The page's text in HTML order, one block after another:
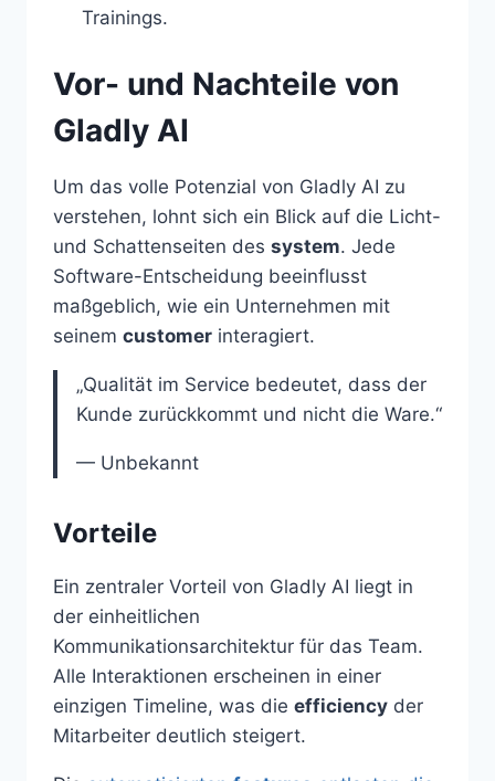
Trainings.
Vor- und Nachteile von
Gladly AI
Um das volle Potenzial von Gladly AI zu
verstehen, lohnt sich ein Blick auf die Licht-
und Schattenseiten des system. Jede
Software-Entscheidung beeinflusst
maßgeblich, wie ein Unternehmen mit
seinem customer interagiert.
„Qualität im Service bedeutet, dass der
Kunde zurückkommt und nicht die Ware.“
— Unbekannt
Vorteile
Ein zentraler Vorteil von Gladly AI liegt in
der einheitlichen
Kommunikationsarchitektur für das Team.
Alle Interaktionen erscheinen in einer
einzigen Timeline, was die efficiency der
Mitarbeiter deutlich steigert.